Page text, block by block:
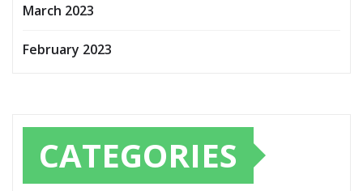
March 2023
February 2023
CATEGORIES